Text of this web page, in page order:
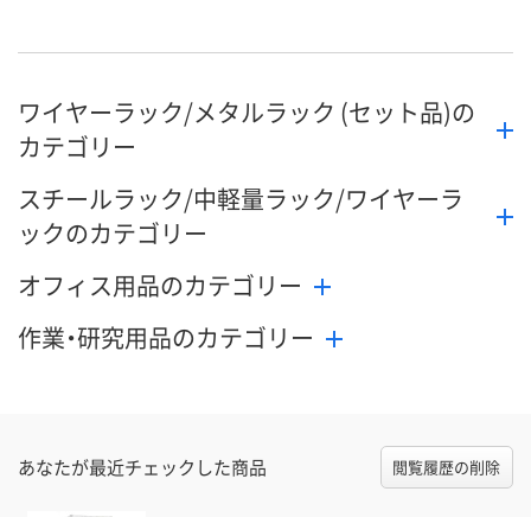
ワイヤーラック/メタルラック (セット品)の
カテゴリー
スチールラック/中軽量ラック/ワイヤーラ
ックのカテゴリー
オフィス用品のカテゴリー
作業・研究用品のカテゴリー
あなたが最近チェックした商品 閲覧履歴の削除